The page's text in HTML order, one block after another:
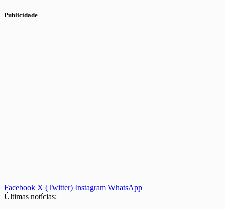
Publicidade
Facebook X (Twitter) Instagram WhatsApp
Últimas notícias: